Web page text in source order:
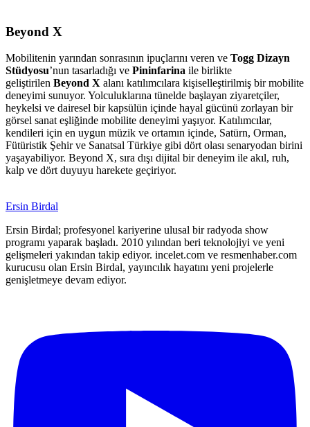
Beyond X
Mobilitenin yarından sonrasının ipuçlarını veren ve Togg Dizayn
Stüdyosu’nun tasarladığı ve Pininfarina ile birlikte
geliştirilen Beyond X alanı katılımcılara kişiselleştirilmiş bir mobilite
deneyimi sunuyor. Yolculuklarına tünelde başlayan ziyaretçiler,
heykelsi ve dairesel bir kapsülün içinde hayal gücünü zorlayan bir
görsel sanat eşliğinde mobilite deneyimi yaşıyor. Katılımcılar,
kendileri için en uygun müzik ve ortamın içinde, Satürn, Orman,
Fütüristik Şehir ve Sanatsal Türkiye gibi dört olası senaryodan birini
yaşayabiliyor. Beyond X, sıra dışı dijital bir deneyim ile akıl, ruh,
kalp ve dört duyuyu harekete geçiriyor.
Ersin Birdal
Ersin Birdal; profesyonel kariyerine ulusal bir radyoda show
programı yaparak başladı. 2010 yılından beri teknolojiyi ve yeni
gelişmeleri yakından takip ediyor. incelet.com ve resmenhaber.com
kurucusu olan Ersin Birdal, yayıncılık hayatını yeni projelerle
genişletmeye devam ediyor.